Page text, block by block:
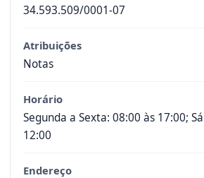
34.593.509/0001-07
Atribuições
Notas
Horário
Segunda a Sexta: 08:00 às 17:00;
12:00
Endereço